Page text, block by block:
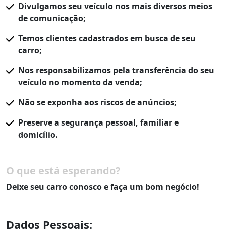
Divulgamos seu veículo nos mais diversos meios
de comunicação;
Temos clientes cadastrados em busca de seu
carro;
Nos responsabilizamos pela transferência do seu
veículo no momento da venda;
Não se exponha aos riscos de anúncios;
Preserve a segurança pessoal, familiar e
domicílio.
O que está esperando?
Deixe seu carro conosco e faça um bom negócio!
Dados Pessoais: